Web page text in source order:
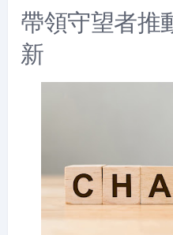
帶領守望者推
新